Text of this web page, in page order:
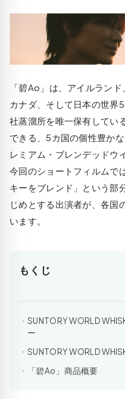
「碧Ao」は、アイルラン
カナダ、そして日本の世界
社蒸溜所を唯一保有してい
できる、5カ国の個性豊か
レミアム・ブレンデッドウ
今回のショートフィルムで
キーをブレンド」という部
じめとする出演者が、各国
います。
もくじ
SUNTORY WORLD
ー
SUNTORY WORLD
「碧Ao」商品概要